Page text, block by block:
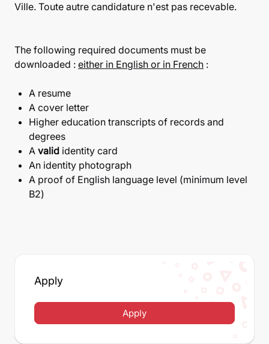
Ville. Toute autre candidature n'est pas recevable.
The following required documents must be
downloaded : either in English or in French :
A resume
A cover letter
Higher education transcripts of records and
degrees
A valid identity card
An identity photograph
A proof of English language level (minimum level
B2)
Apply
Apply